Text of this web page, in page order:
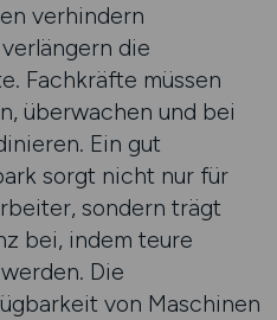
verhindern
die
Fachkräfte müssen
überwachen und bei
Ein gut
sorgt nicht nur für
sondern trägt
bei, indem teure
Die
von Maschinen